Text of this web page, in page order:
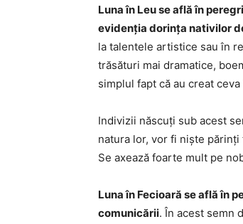
Luna în Leu se află în
evidenția dorința nativilor
la talentele artistice sau în
trăsături mai dramatice,
simplul fapt că au creat
Indivizii născuți sub acest
natura lor, vor fi niște
Se axează foarte mult pe
Luna în Fecioară se află în
comunicării. În acest semn